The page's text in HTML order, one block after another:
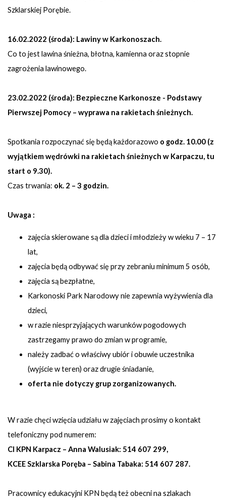
Szklarskiej Porębie.
16.02.2022 (środa): Lawiny w Karkonoszach.
Co to jest lawina śnieżna, błotna, kamienna oraz stopnie
zagrożenia lawinowego.
23.02.2022 (środa): Bezpieczne Karkonosze - Podstawy
Pierwszej Pomocy – wyprawa na rakietach śnieżnych.
Spotkania rozpoczynać się będą każdorazowo o godz. 10.00 (z
wyjątkiem wędrówki na rakietach śnieżnych w Karpaczu, tu
start o 9.30).
Czas trwania: ok. 2 – 3 godzin.
Uwaga :
zajęcia skierowane są dla dzieci i młodzieży w wieku 7 – 17
lat,
zajęcia będą odbywać się przy zebraniu minimum 5 osób,
zajęcia są bezpłatne,
Karkonoski Park Narodowy nie zapewnia wyżywienia dla
dzieci,
w razie niesprzyjających warunków pogodowych
zastrzegamy prawo do zmian w programie,
należy zadbać o właściwy ubiór i obuwie uczestnika
(wyjście w teren) oraz drugie śniadanie,
oferta nie dotyczy grup zorganizowanych.
W razie chęci wzięcia udziału w zajęciach prosimy o kontakt
telefoniczny pod numerem:
CI KPN Karpacz – Anna Walusiak: 514 607 299,
KCEE Szklarska Poręba – Sabina Tabaka: 514 607 287.
Pracownicy edukacyjni KPN będą też obecni na szlakach